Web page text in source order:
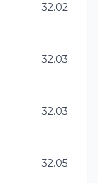
32.02
32.03
32.03
32.05